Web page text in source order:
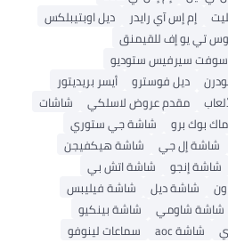
إم إس آي رايدر
ديل اوبتيبلكس
تي يو إف للقيمنق
سيرفيس ستوديو
ديل فوسترو
أيسر بريديتور
مقدم عروض لاسلكي
شاشات
بوك برو
شاشة جي ستوري
شاشة إل جي
شاشة هيكفيجن
شاشة إنجو
شاشة اتش بي
شاشة ديل
شاشة فيليبس
شاشة شاومي
شاشة بينكيو
شاشة aoc سماعات لينوفو